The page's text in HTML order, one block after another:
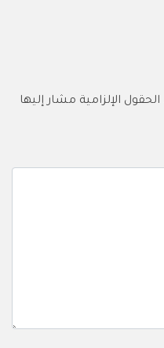
الحقول الإلزامية مشار إليها